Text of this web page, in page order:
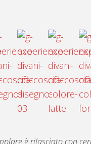
è rilasciato con